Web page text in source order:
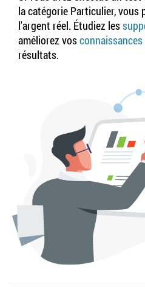
la catégorie Particulier, vous
l'argent réel. Étudiez les
améliorez vosconnaissances
résultats.